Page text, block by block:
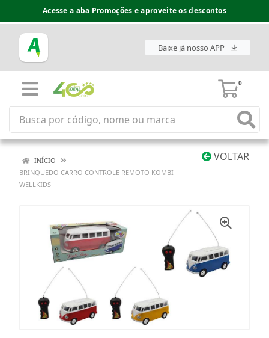
Acesse a aba Promoções e aproveite os descontos
Baixe já nosso APP
0
VOLTAR
INÍCIO
BRINQUEDO CARRO CONTROLE REMOTO KOMBI
WELLKIDS